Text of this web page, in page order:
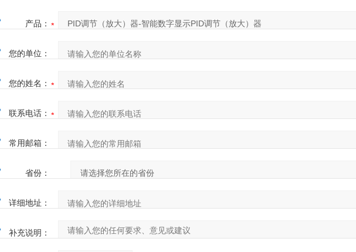
产品：
您的单位：
您的姓名：
联系电话：
常用邮箱：
省份：
详细地址：
补充说明：